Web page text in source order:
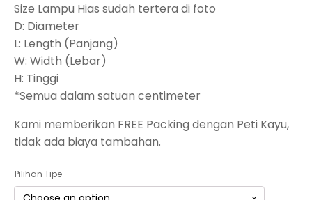
Size Lampu Hias sudah tertera di foto
D: Diameter
L: Length (Panjang)
W: Width (Lebar)
H: Tinggi
*Semua dalam satuan centimeter
Kami memberikan FREE Packing dengan Peti Kayu,
tidak ada biaya tambahan.
Pilihan Tipe